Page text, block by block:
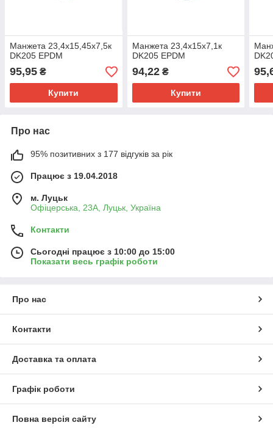
Манжета 23,4х15,45х7,5к
DK205 EPDM
95,95 ₴
Купити
Манжета 23,4х15х7,1к
DK205 EPDM
94,22₴
Купити
Про нас
95% позитивних з 177 відгуків за рік
Працює з 19.04.2018
м. Луцьк
Офіцерська, 23А, Луцьк, Україна
Контакти
Сьогодні працює з 10:00 до 15:00
Показати весь графік роботи
Про нас
Контакти
Доставка та оплата
Графік роботи
Повна версія сайту